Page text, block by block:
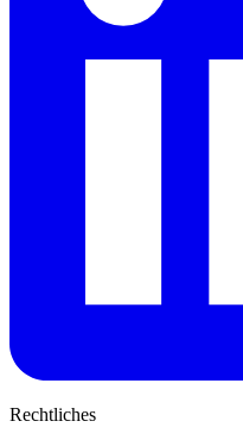
Rechtliches